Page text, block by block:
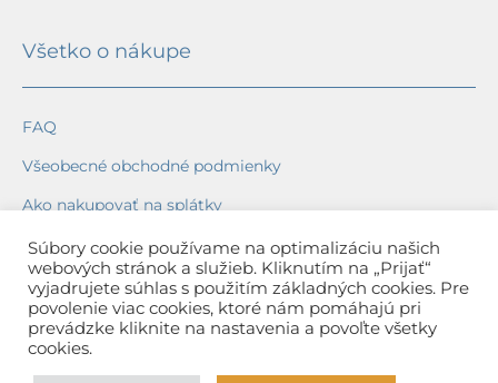
Všetko o nákupe
FAQ
Všeobecné obchodné podmienky
Ako nakupovať na splátky
Ochrana osobných údajov
Reklamačný poriadok
Spôsob a cena dopravy
Súbory cookie používame na optimalizáciu našich
webových stránok a služieb. Kliknutím na „Prijať“
vyjadrujete súhlas s použitím základných cookies. Pre
povolenie viac cookies, ktoré nám pomáhajú pri
prevádzke kliknite na nastavenia a povoľte všetky
cookies.